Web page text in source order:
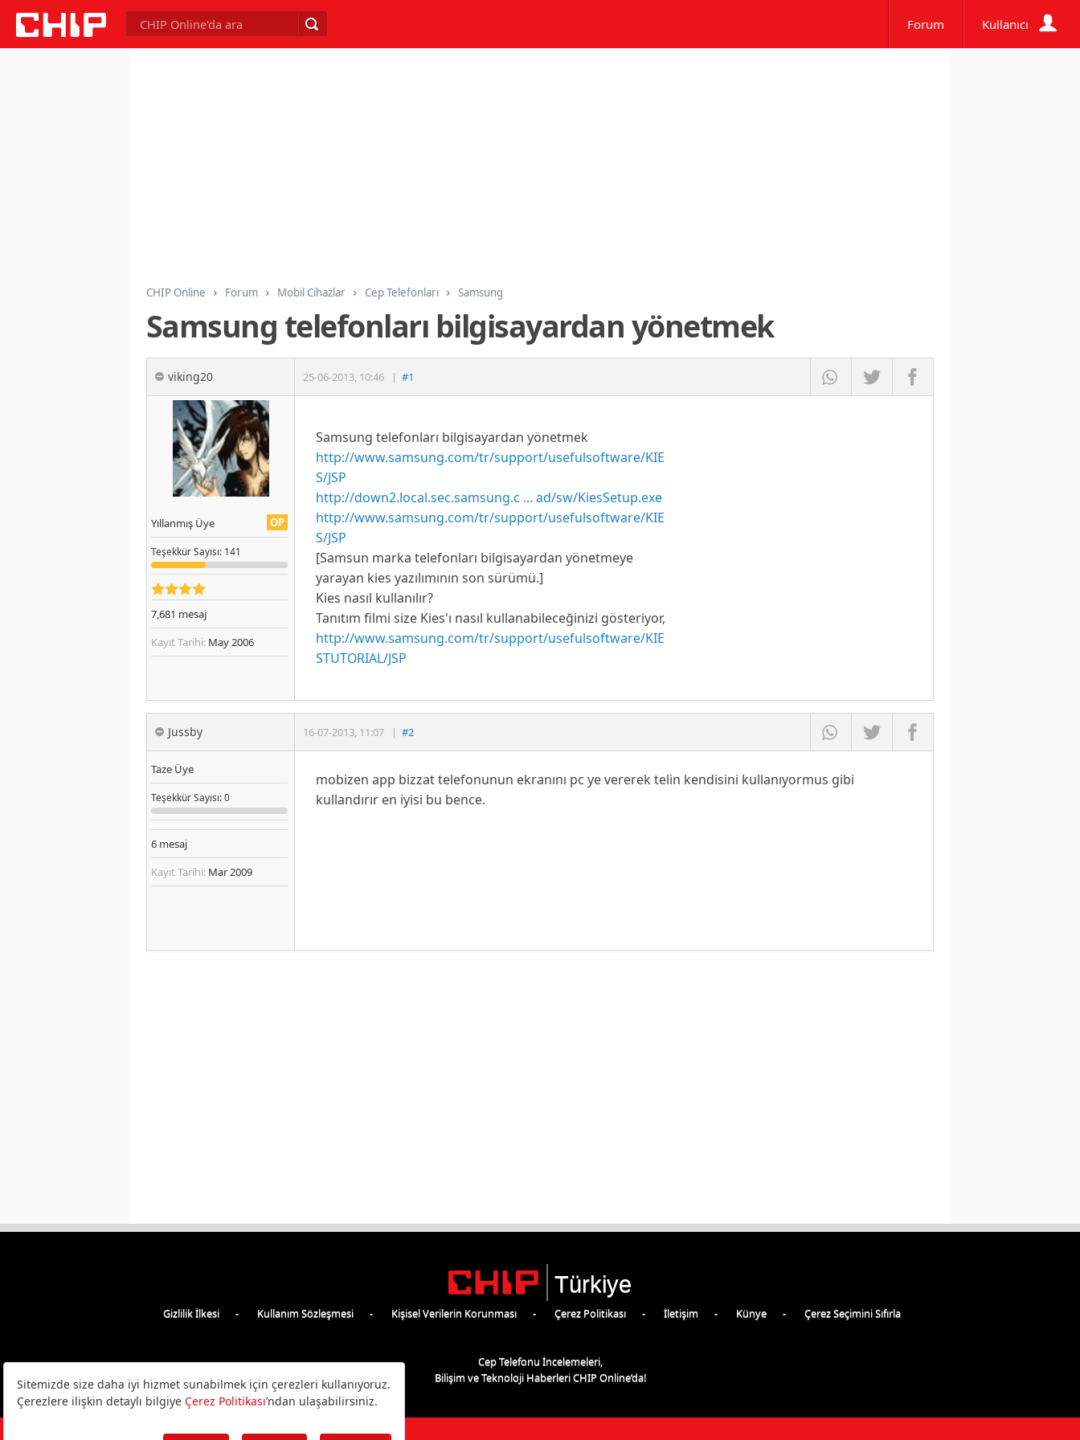
Forum Kullanıcı
CHIP Online Forum Mobil Cihazlar Cep Telefonları Samsung
Samsung telefonları bilgisayardan yönetmek
viking20 25-06-2013, 10:46 | #1
OP
Yıllanmış Üye
TeşekkürSayısı: 141
7,681 mesaj
Kayıt Tarihi: May 2006
Samsung telefonları bilgisayardan yönetmek
http://www.samsung.com/tr/support/usefulsoftware/KIE
S/JSP
http://down2.local.sec.samsung.c ... ad/sw/KiesSetup.exe
http://www.samsung.com/tr/support/usefulsoftware/KIE
S/JSP
[Samsun marka telefonları bilgisayardan yönetmeye
yarayan kies yazılımının son sürümü.]
Kies nasıl kullanılır?
Tanıtım filmi size Kies'ı nasıl kullanabileceğinizi gösteriyor,
http://www.samsung.com/tr/support/usefulsoftware/KIE
STUTORIAL/JSP
Jussby 16-07-2013, 11:07 | #2
Taze Üye
TeşekkürSayısı: 0
6 mesaj
Kayıt Tarihi: Mar 2009
mobizen app bizzat telefonunun ekranını pc ye vererek telin kendisini kullanıyormus gibi
kullandırır en iyisi bu bence.
Türkiye
Gizlilik İlkesi Kullanım Sözleşmesi Kişisel Verilerin Korunması Çerez Politikası İletişim Künye Çerez Seçimini Sıfırla
Cep Telefonu İncelemeleri,
Bilişim ve Teknoloji Haberleri CHIP Online’da!